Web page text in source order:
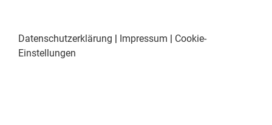
Datenschutzerklärung | Impressum | Cookie-
Einstellungen